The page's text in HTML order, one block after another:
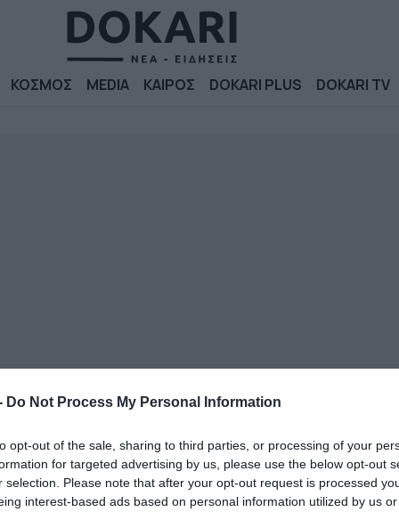
Do Not Process My Personal Information
opt-out of the sale, sharing to third parties, or processing of your
for targeted advertising by us, please use the below opt-out
selection. Please note that after your opt-out request is processed
interest-based ads based on personal information utilized by us
ΚΟΣΜΟΣ MEDIA ΚΑΙΡΟΣ DOKARI PLUS DOKARI TV